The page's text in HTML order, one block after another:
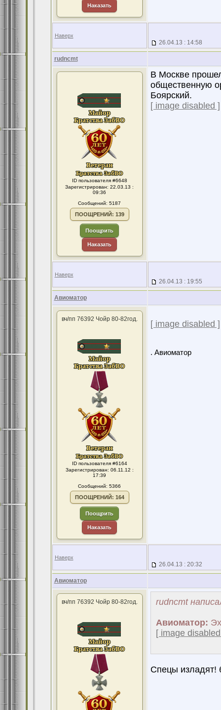
Наказать
Наверх
26.04.13 : 14:58
rudncmt
ID пользователя #6648
Зарегистрирован: 22.03.13 :
09:36
Сообщений: 5187
ПООЩРЕНИЙ: 139
Поощрить
Наказать
В Москве
общественную
Боярский.
[ image disabled ]
Наверх
26.04.13 : 19:55
Авиоматор
вч/пп 76392 Чойр 80-82год.
ID пользователя #6164
Зарегистрирован: 06.11.12 :
17:39
Сообщений: 5366
ПООЩРЕНИЙ: 164
Поощрить
Наказать
[ image disabled ]
. Авиоматор
Наверх
26.04.13 : 20:32
Авиоматор
вч/пп 76392 Чойр 80-82год. rudncmt
Авиоматор:
[ image
Спецы изладят!